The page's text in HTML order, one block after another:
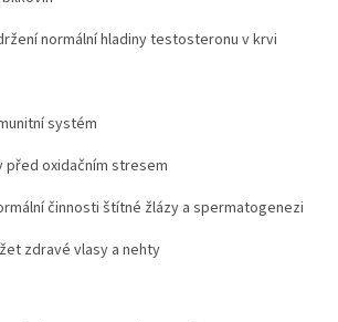
normální hladiny testosteronu v krvi
systém
před oxidačním stresem
činnosti štítné žlázy a spermatogenezi
zdravé vlasy a nehty